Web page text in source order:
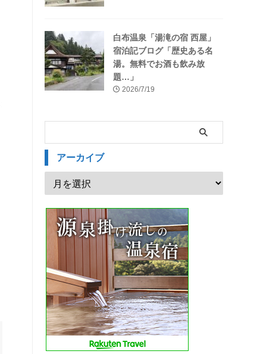
白布温泉「湯滝の宿 西屋」
宿泊記ブログ「歴史ある名
湯。無料でお酒も飲み放
題…」
2026/7/19
アーカイブ